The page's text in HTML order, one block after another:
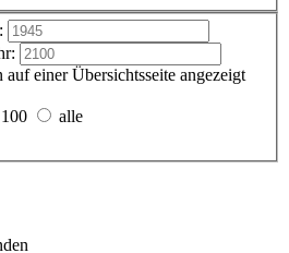
einer Übersichtsseite angezeigt
100 alle